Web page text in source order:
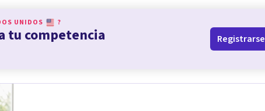
UNIDOS ?
tu competencia
Registrarse